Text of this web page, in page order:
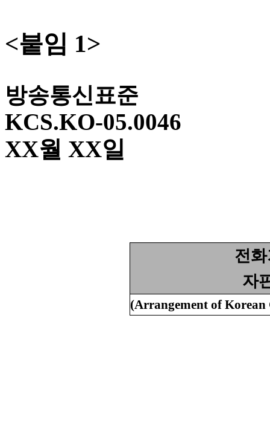
<붙임 1>
방송통신표준
KCS.KO-
XX월 XX일
전
자
(Arrangement of Korean